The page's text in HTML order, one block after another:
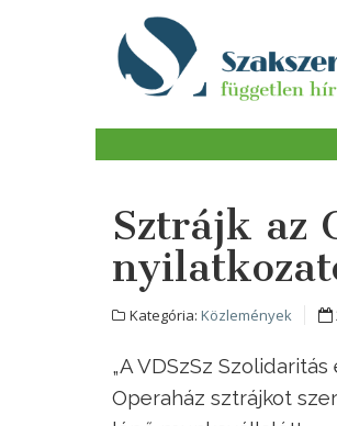
Sztrájk az
Kategória: Közlemények
„A VDSzSz
Operaház sztrájkot